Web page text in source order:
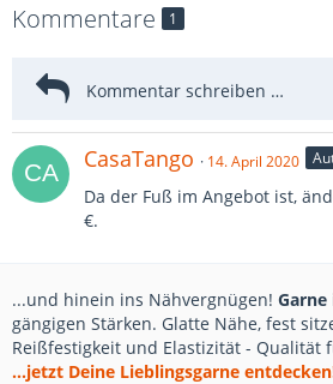
Kommentare 1
CasaTango 14. April 2020
Da der Fuß im Angebot ist,
€.
...und hinein ins Nähvergnügen! Garne
gängigen Stärken. Glatte Nähe, fest
Reißfestigkeit und Elastizität - Qualität
...jetzt Deine Lieblingsgarne